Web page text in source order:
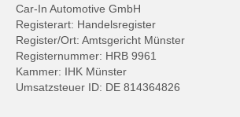
Car-In Automotive GmbH
Registerart: Handelsregister
Register/Ort: Amtsgericht Münster
Registernummer: HRB 9961
Kammer: IHK Münster
Umsatzsteuer ID: DE 814364826